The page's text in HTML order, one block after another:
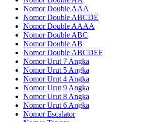
Nomor Double AAA
Nomor Double ABCDE
Nomor Double AAAA
Nomor Double ABC
Nomor Double AB
Nomor Double ABCDEF
Nomor Urut 7 Angka
Nomor Urut 5 Angka
Nomor Urut 4 Angka
Nomor Urut 9 Angka
Nomor Urut 8 Angka
Nomor Urut 6 Angka
Nomor Escalator